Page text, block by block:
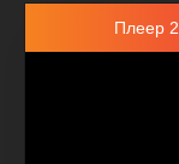
Плеер 2